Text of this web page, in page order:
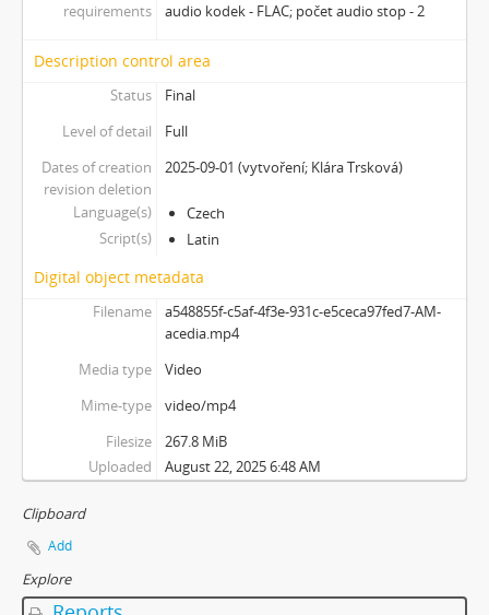
requirements
audio kodek - FLAC; počet audio stop - 2
Description control area
Status
Final
Level of detail
Full
Dates of creation
revision deletion
2025-09-01 (vytvoření; Klára Trsková)
Language(s)
Czech
Script(s)
Latin
Digital object metadata
Filename
a548855f-c5af-4f3e-931c-e5ceca97fed7-AM-
acedia.mp4
Media type
Video
Mime-type
video/mp4
Filesize
267.8 MiB
Uploaded
August 22, 2025 6:48 AM
Clipboard
Add
Explore